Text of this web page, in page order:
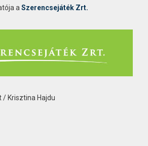
a Szerencsejáték Zrt.
/ Krisztina Hajdu